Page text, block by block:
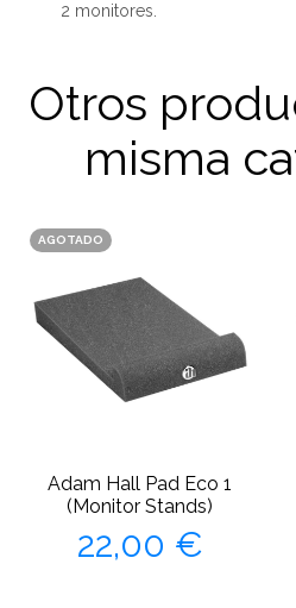
2 monitores.
Otros
misma
AGOTADO
Adam Hall Pad Eco 1
(Monitor Stands)
Precio
22,00 €